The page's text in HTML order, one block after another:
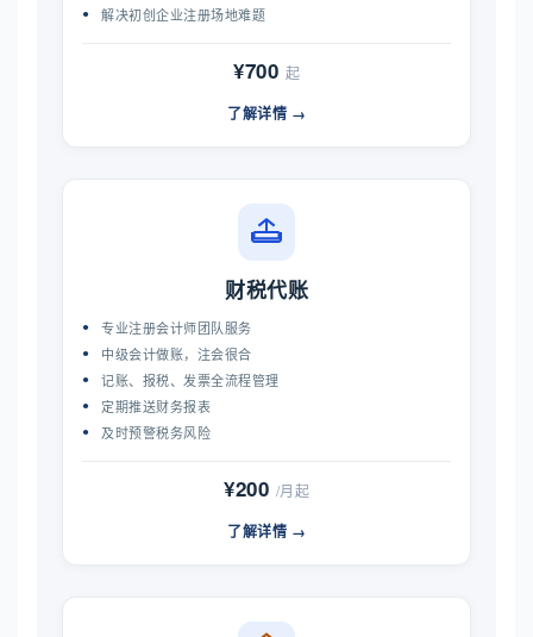
解决初创企业注册场地难题
¥700 起
了解详情 →
财税代账
专业注册会计师团队服务
中级会计做账，注会很合
记账、报税、发票全流程管理
定期推送财务报表
及时预警税务风险
¥200 /月起
了解详情 →